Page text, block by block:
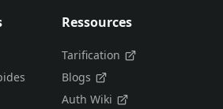
Ressources
Tarification
Blogs
Auth Wiki